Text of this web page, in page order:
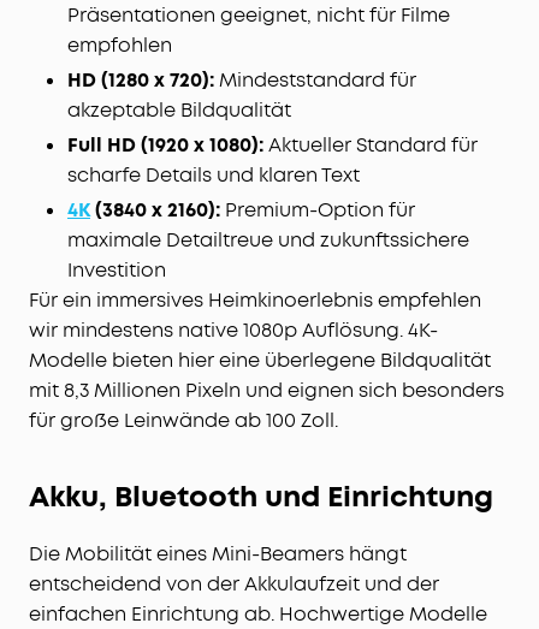
Präsentationen geeignet, nicht für Filme
empfohlen
HD (1280 x 720):Mindeststandard für
akzeptable Bildqualität
Full HD (1920 x 1080):Aktueller Standard für
scharfe Details und klaren Text
4K(3840 x 2160): Premium-Option für
maximale Detailtreue und zukunftssichere
Investition
Für ein immersives Heimkinoerlebnis empfehlen
wir mindestens native 1080p Auflösung. 4K-
Modelle bieten hier eine überlegene Bildqualität
mit 8,3 Millionen Pixeln und eignen sich besonders
für große Leinwände ab 100 Zoll.
Akku, Bluetooth und Einrichtung
Die Mobilität eines Mini-Beamers hängt
entscheidend von der Akkulaufzeit und der
einfachen Einrichtung ab. Hochwertige Modelle